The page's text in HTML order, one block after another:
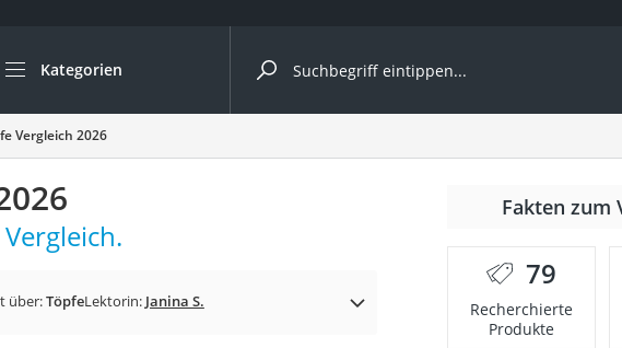
Kategorien
beliebtesten Vergleiche nach Kategorie
Vergleich 2026
über:TöpfeLektorin: Janina S.
Fakten zum
79
Recherchierte
Produkte